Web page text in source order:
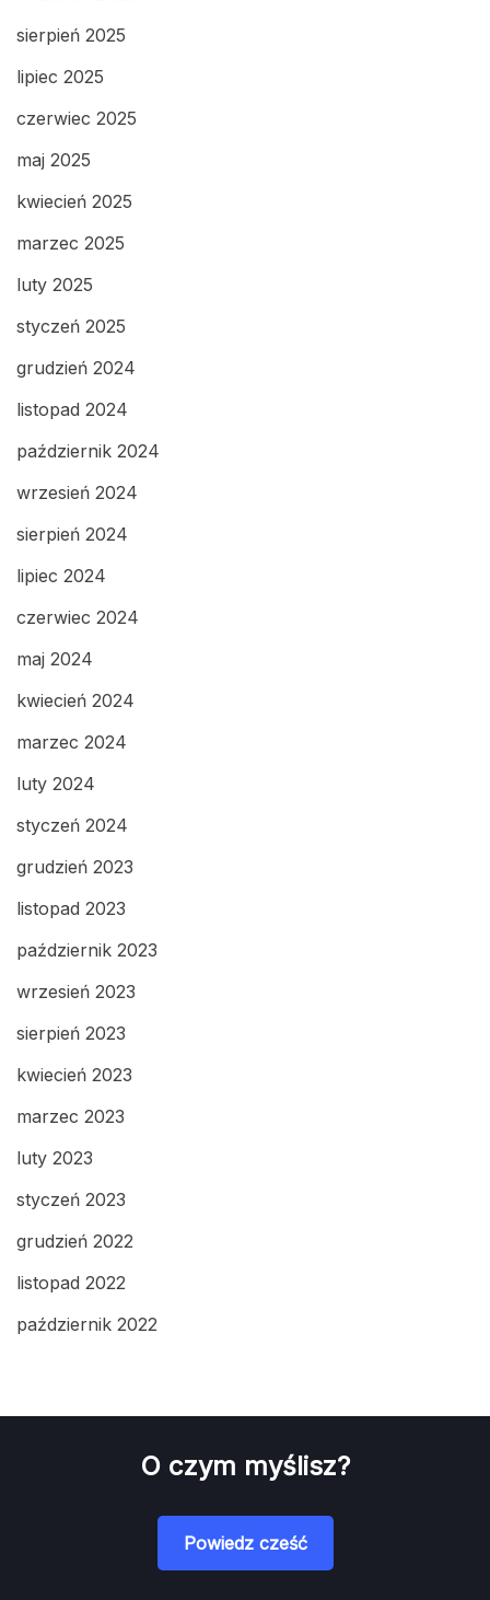
sierpień 2025
lipiec 2025
czerwiec 2025
maj 2025
kwiecień 2025
marzec 2025
luty 2025
styczeń 2025
grudzień 2024
listopad 2024
październik 2024
wrzesień 2024
sierpień 2024
lipiec 2024
czerwiec 2024
maj 2024
kwiecień 2024
marzec 2024
luty 2024
styczeń 2024
grudzień 2023
listopad 2023
październik 2023
wrzesień 2023
sierpień 2023
kwiecień 2023
marzec 2023
luty 2023
styczeń 2023
grudzień 2022
listopad 2022
październik 2022
O czym myślisz?
Powiedz cześć